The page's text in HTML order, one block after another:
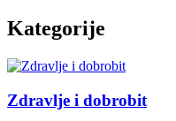
Kategorije
Zdravlje i dobrobit